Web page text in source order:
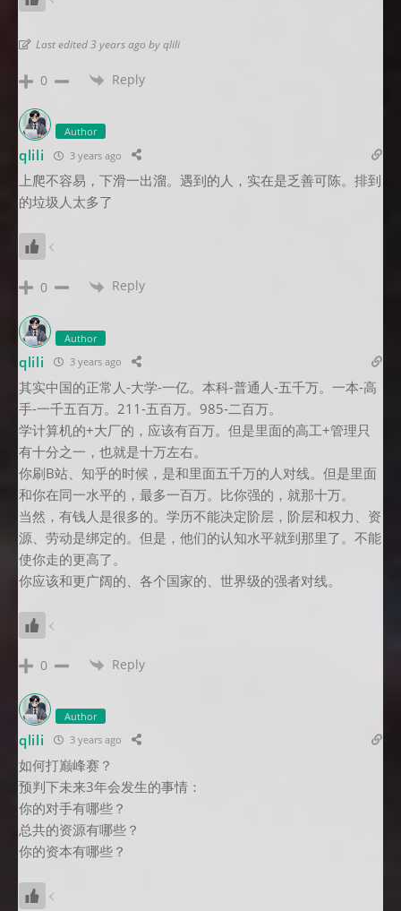
Last edited 3 years ago by qlili
0 Reply
Author
qlili 3 years ago
上爬不容易，下滑一出溜。遇到的人，实在是乏善可陈。排到
的垃圾人太多了
0 Reply
Author
qlili 3 years ago
其实中国的正常人-大学-一亿。本科-普通人-五千万。一本-高
手-一千五百万。211-五百万。985-二百万。
学计算机的+大厂的，应该有百万。但是里面的高工+管理只
有十分之一，也就是十万左右。
你刷B站、知乎的时候，是和里面五千万的人对线。但是里面
和你在同一水平的，最多一百万。比你强的，就那十万。
当然，有钱人是很多的。学历不能决定阶层，阶层和权力、资
源、劳动是绑定的。但是，他们的认知水平就到那里了。不能
使你走的更高了。
你应该和更广阔的、各个国家的、世界级的强者对线。
0 Reply
Author
qlili 3 years ago
如何打巅峰赛？
预判下未来3年会发生的事情：
你的对手有哪些？
总共的资源有哪些？
你的资本有哪些？